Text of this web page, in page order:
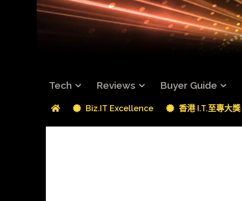
Tech Reviews Buyer Guide
Biz.IT Excellence 香港 I.T.至專大獎